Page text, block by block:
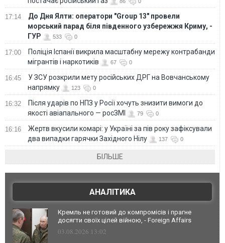
17:14
До Дня Ялти: оператори "Group 13" провели
морський парад біля південного узбережжя Криму, -
ГУР
533 0
17:00
Поліція Іспанії викрила масштабну мережу контрабанди
мігрантів і наркотиків
67 0
16:45
У ЗСУ розкрили мету російських ДРГ на Вовчанському
напрямку
123 0
16:32
Після ударів по НПЗ у Росії хочуть знизити вимоги до
якості авіапального — росЗМІ
79 0
16:16
Жертв вкусили комарі: у Україні за пів року зафіксували
два випадки гарячки Західного Нілу
137 0
БІЛЬШЕ
АНАЛІТИКА
Кремль не готовий до компромісів і прагне
досягти своїх цілей війною, - Foreign Affairs
03.08.2026 13:02